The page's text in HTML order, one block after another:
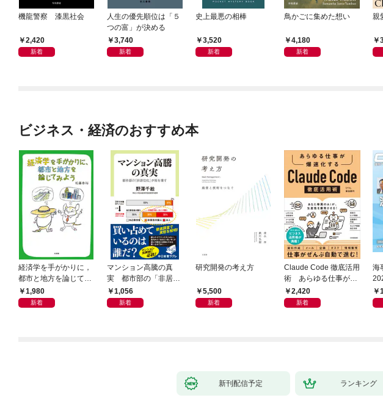
機龍警察 漆黒社会
2,420
新着
人生の優先順位は「５
つの富」が決める
3,740
新着
史上最悪の相棒
3,520
新着
鳥かごに集めた想い
4,180
新着
親
ビジネス・経済のおすすめ本
経済学を手がかりに，
都市と地方を論じてみ
よう1,980
新着
マンション高騰の真
実 都市部の「非居住
化」が街を壊す
1,056
新着
研究開発の考え方
5,500
新着
Claude Code 徹底活用
術 あらゆる仕事が爆
速化する
2,420
新着
海
時
邦
新刊配信予定 ランキング